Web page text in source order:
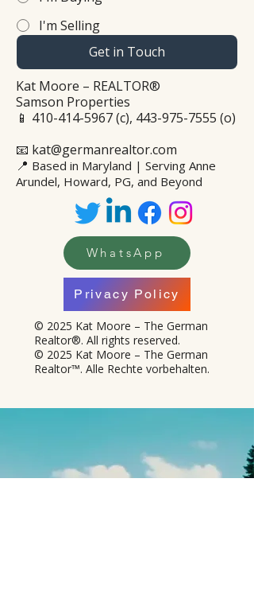
I'm Selling
Get in Touch
Kat Moore – REALTOR®
Samson Properties
📱 410-414-5967(c), 443-975-7555 (o)
📧 kat@germanrealtor.com
📍 Based in Maryland | Serving Anne
Arundel, Howard, PG, and Beyond
WhatsApp
Privacy Policy
© 2025 Kat Moore – The German
Realtor®. All rights reserved.
© 2025 Kat Moore – The German
Realtor™. Alle Rechte vorbehalten.